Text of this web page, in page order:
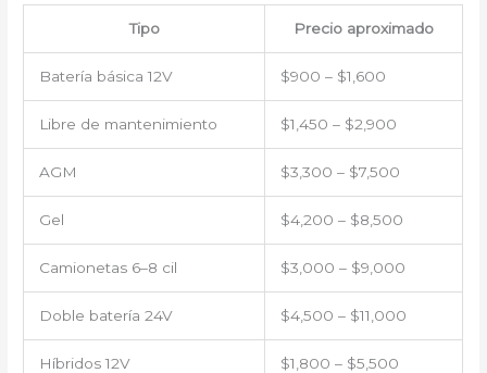
Tipo Precio aproximado
Batería básica 12V $900 – $1,600
Libre de mantenimiento $1,450 – $2,900
AGM $3,300 – $7,500
Gel $4,200 – $8,500
Camionetas 6–8 cil $3,000 – $9,000
Doble batería 24V $4,500 – $11,000
Híbridos 12V $1,800 – $5,500